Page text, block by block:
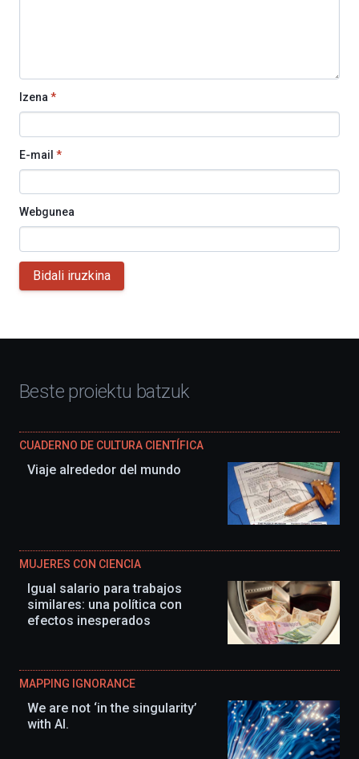
Izena *
E-mail *
Webgunea
Bidali iruzkina
Beste proiektu batzuk
CUADERNO DE CULTURA CIENTÍFICA
Viaje alrededor del mundo
MUJERES CON CIENCIA
Igual salario para trabajos
similares: una política con
efectos inesperados
MAPPING IGNORANCE
We are not ‘in the singularity’
with AI.